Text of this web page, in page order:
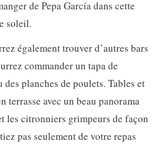
de Pepa García dans cette
soleil.
également trouver d’autres bars
commander un tapa de
planches de poulets. Tables et
terrasse avec un beau panorama
les citronniers grimpeurs de façon
pas seulement de votre repas